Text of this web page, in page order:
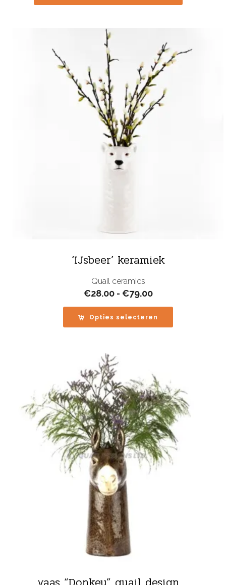
‘IJsbeer’ keramiek
Quail ceramics
€28.00 - €79.00Prijsklasse:
tot
€79.00
Opties selecteren